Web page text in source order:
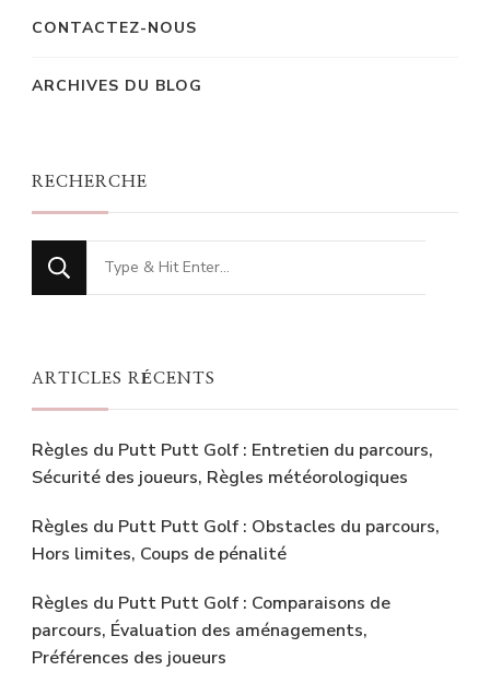
CONTACTEZ-NOUS
ARCHIVES DU BLOG
RECHERCHE
Looking
for
ARTICLES RÉCENTS
Règles du Putt Putt Golf : Entretien du parcours,
Sécurité des joueurs, Règles météorologiques
Règles du Putt Putt Golf : Obstacles du parcours,
Hors limites, Coups de pénalité
Règles du Putt Putt Golf : Comparaisons de
parcours, Évaluation des aménagements,
Préférences des joueurs